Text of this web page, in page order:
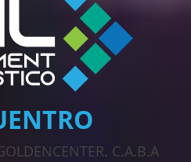
C.A.B.A